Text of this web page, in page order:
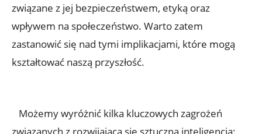
związane z jej ‍bezpieczeństwem, etyką oraz
wpływem na społeczeństwo. Warto zatem ​
zastanowić się nad tymi implikacjami, które mogą
‌kształtować naszą przyszłość.
⁣ ‍ ⁣ Możemy wyróżnić ​kilka kluczowych‍ zagrożeń
związanych z rozwijającą się sztuczną‍ inteligencją: